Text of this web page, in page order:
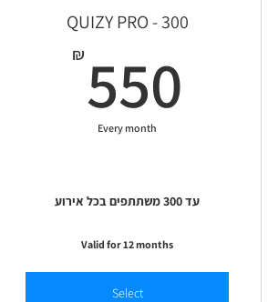
QUIZY PRO - 300
₪ 550
Every month
עד 300 משתתפים בכל אירוע
Valid for 12 months
Select